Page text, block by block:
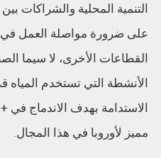
التنمية المحلية والشراكات
على ضرورة مواصلة العمل في
القطاعات الأخرى، لا سيما
الأنشطة التي تستخدم
الاستدامة بهدف الاندماج
مميز لأوروبا في هذا المجال.